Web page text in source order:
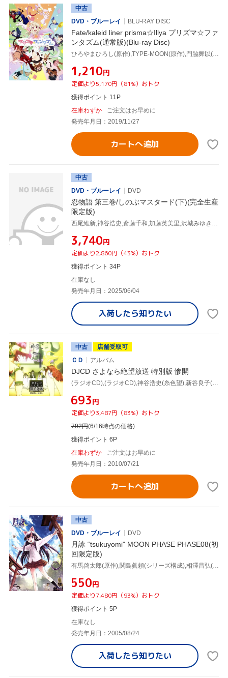
中古
DVD・ブルーレイ
BLU-RAY DISC
Fate/kaleid liner prisma☆Illya プリズマ☆ファ
ンタズム(通常版)(Blu-ray Disc)
ひろやまひろし(原作),TYPE-MOON(原作),門脇舞以(イリヤスフィール・フォン・アインツベルン),名塚佳織(美遊・エーデルフェルト),斎藤千和(クロエ・フォン・アインツベルン),大沼心(監督),平田和也(キャラクターデザイン),加藤達也(音楽)
¥1,210円
定価より5,170円（81%）おトク
獲得ポイント 11P
在庫わずか
ご注文はお早めに
発売年月日：2019/11/27
カートへ追加
中古
DVD・ブルーレイ
DVD
忍物語 第三巻/しのぶマスタード(下)(完全生産
限定版)
西尾維新,神谷浩史,斎藤千和,加藤英美里,沢城みゆき,坂本真綾,渡辺明夫,羽岡佳
¥3,740円
定価より2,860円（43%）おトク
獲得ポイント 34P
在庫なし
発売年月日：2025/06/04
入荷したら知りたい
中古
店舗受取可
ＣＤ
アルバム
DJCD さよなら絶望放送 特別版 惨開
(ラジオCD),(ラジオCD),神谷浩史(糸色望),新谷良子(日塔良子),松来未祐(藤吉晴美),真田アサミ(常月まとい),後藤邑子(小節あびる),後藤沙緒里(加賀愛),斎藤千和(音無芽留)
¥693円
定価より3,487円（83%）おトク
792円(6/16時点の価格)
獲得ポイント 6P
在庫わずか
ご注文はお早めに
発売年月日：2010/07/21
カートへ追加
中古
DVD・ブルーレイ
DVD
月詠 “tsukuyomi" MOON PHASE PHASE08(初
回限定版)
有馬啓太郎(原作),関島眞頼(シリーズ構成),相澤昌弘(キャラクターデザイン),斎藤千和(葉月),神谷浩史(森丘耕平),櫻井孝宏(御堂成児)
¥550円
定価より7,480円（93%）おトク
獲得ポイント 5P
在庫なし
発売年月日：2005/08/24
入荷したら知りたい